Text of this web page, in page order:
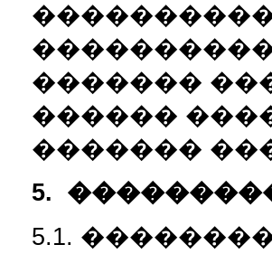
�������
������
�������
5.
5.1.